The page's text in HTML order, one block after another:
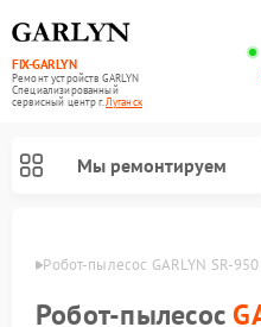
FIX-GARLYN
Ремонт устройств GARLYN
Специализированный
cервисный центр г.Луганск
Мы ремонтируем
Робот-пылесос GARLYN SR-
Робот-пылесос